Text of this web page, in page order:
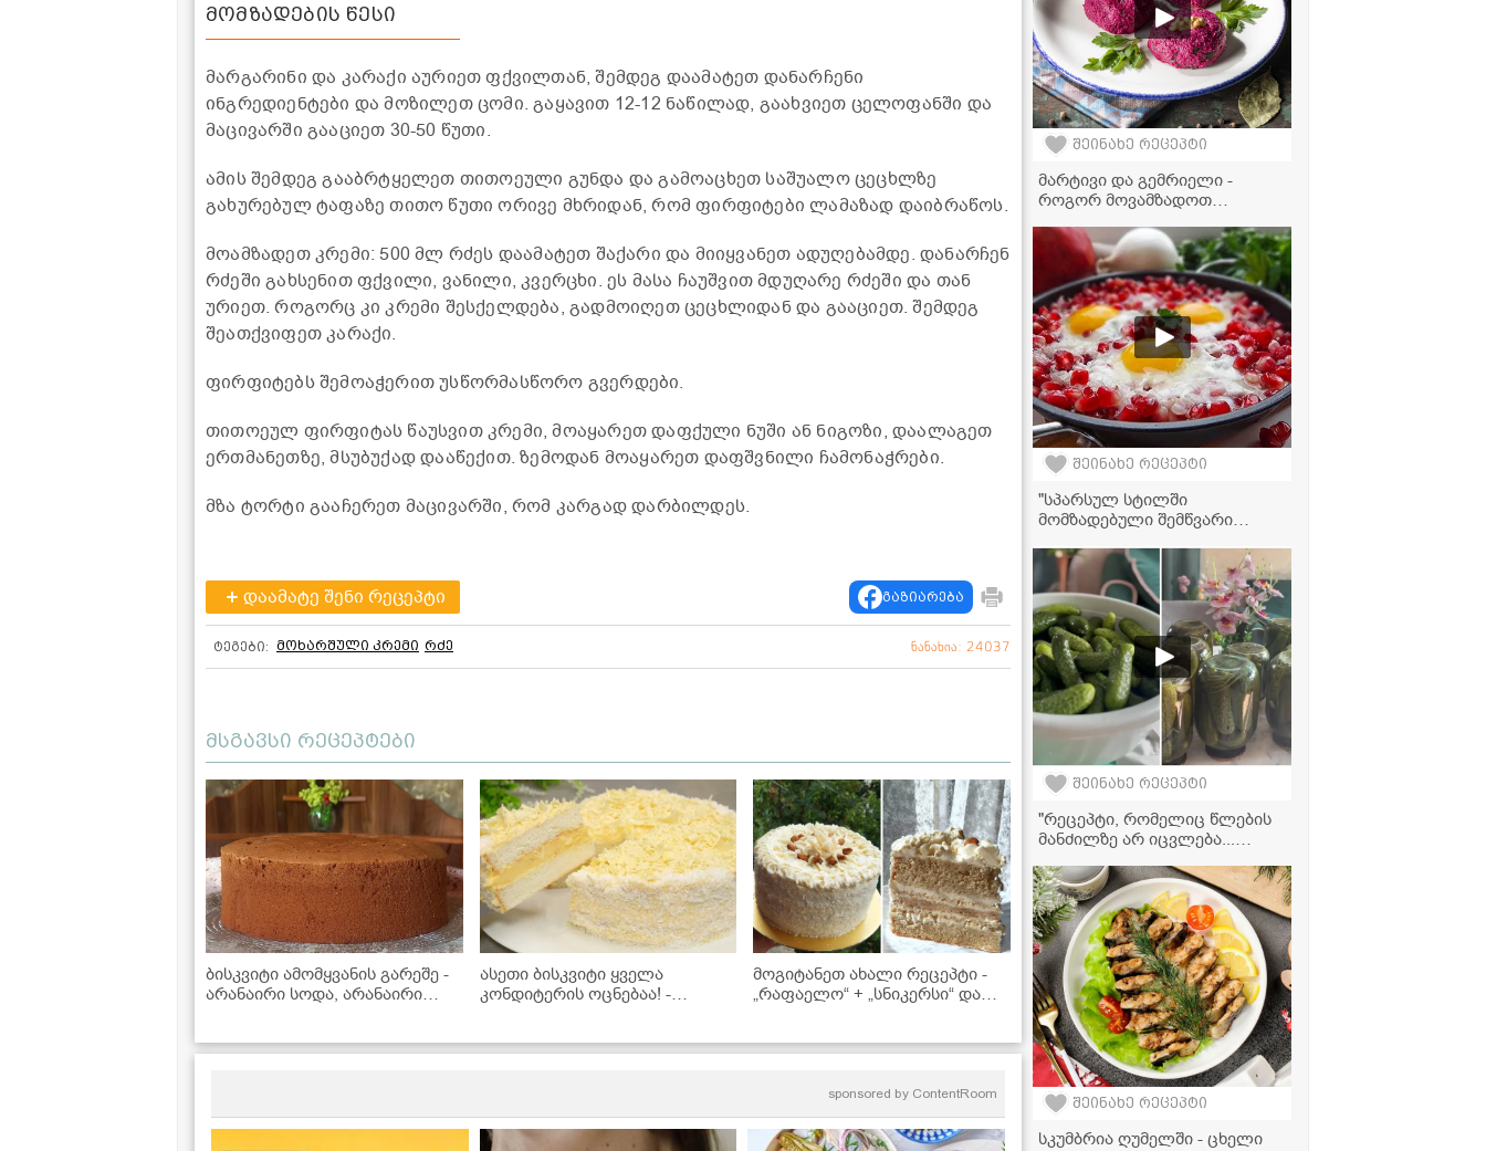
მომზადების წესი
მარგარინი და კარაქი აურიეთ ფქვილთან, შემდეგ დაამატეთ დანარჩენი
ინგრედიენტები და მოზილეთ ცომი. გაყავით 12-12 ნაწილად, გაახვიეთ ცელოფანში და
მაცივარში გააციეთ 30-50 წუთი.
ამის შემდეგ გააბრტყელეთ თითოეული გუნდა და გამოაცხეთ საშუალო ცეცხლზე
გახურებულ ტაფაზე თითო წუთი ორივე მხრიდან, რომ ფირფიტები ლამაზად დაიბრაწოს.
მოამზადეთ კრემი: 500 მლ რძეს დაამატეთ შაქარი და მიიყვანეთ ადუღებამდე. დანარჩენ
რძეში გახსენით ფქვილი, ვანილი, კვერცხი. ეს მასა ჩაუშვით მდუღარე რძეში და თან
ურიეთ. როგორც კი კრემი შესქელდება, გადმოიღეთ ცეცხლიდან და გააციეთ. შემდეგ
შეათქვიფეთ კარაქი.
ფირფიტებს შემოაჭერით უსწორმასწორო გვერდები.
თითოეულ ფირფიტას წაუსვით კრემი, მოაყარეთ დაფქული ნუში ან ნიგოზი, დაალაგეთ
ერთმანეთზე, მსუბუქად დააწექით. ზემოდან მოაყარეთ დაფშვნილი ჩამონაჭრები.
მზა ტორტი გააჩერეთ მაცივარში, რომ კარგად დარბილდეს.
დაამატე შენი რეცეპტი გაზიარება
ტეგები: მოხარშული კრემი რძე ნანახია: 24037
მსგავსი რეცეპტები
ბისკვიტი ამომყვანის გარეშე -
არანაირი სოდა, არანაირი
ასეთი ბისკვიტი ყველა
კონდიტერის ოცნებაა! -
მოგიტანეთ ახალი რეცეპტი -
„რაფაელო“ + „სნიკერსი“ და
sponsored by ContentRoom
შეინახე რეცეპტი
მარტივი და გემრიელი -
როგორ მოვამზადოთ
შეინახე რეცეპტი
"სპარსულ სტილში
მომზადებული შემწვარი
სასწაული გემო აქვს!" -
ვიდეორეცეპტი
შეინახე რეცეპტი
"რეცეპტი, რომელიც წლების
მანძილზე არ იცვლება...
კიტრის მწნილის რეცეპტი
შეინახე რეცეპტი
სკუმბრია ღუმელში - ცხელი